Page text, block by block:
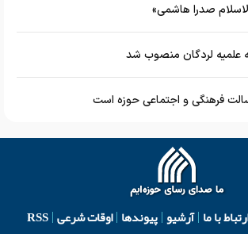
صدرا هاشمی»
علمیه لردگان منصوب شد
فرهنگی و اجتماعی حوزه است
ارتباط با ما آرشیو پیوندها اوقات شرعی RSS